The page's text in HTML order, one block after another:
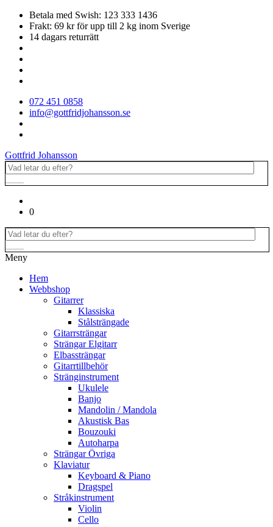
Betala med Swish: 123 333 1436
Frakt: 69 kr för upp till 2 kg inom Sverige
14 dagars returrätt
072 451 0858
info@gottfridjohansson.se
Gottfrid Johansson
0
Meny
Hem
Webbshop
Gitarrer
Klassiska
Stålsträngade
Gitarrsträngar
Strängar Elgitarr
Elbassträngar
Gitarrtillbehör
Stränginstrument
Ukulele
Banjo
Mandolin / Mandola
Akustisk Bas
Bouzouki
Autoharpa
Strängar Övriga
Klaviatur
Keyboard & Piano
Dragspel
Stråkinstrument
Violin
Cello